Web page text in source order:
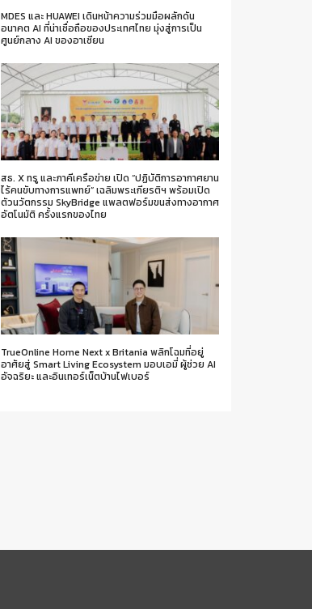
MDES และ HUAWEI เดินหน้าความร่วมมือผลักดัน
อนาคต AI ที่น่าเชื่อถือของประเทศไทย มุ่งสู่การเป็น
ศูนย์กลาง AI ของอาเซียน
สธ. X ทรู และภาคีเครือข่าย เปิด “ปฏิบัติการอากาศยาน
ไร้คนขับทางการแพทย์” เฉลิมพระเกียรติฯ พร้อมเปิด
ตัวนวัตกรรม SkyBridge แพลตฟอร์มขนส่งทางอากาศ
อัตโนมัติ ครั้งแรกของไทย
TrueOnline Home Next x Britania พลิกโฉมที่อยู่
อาศัยสู่ Smart Living Ecosystem มอบเอมี่ ผู้ช่วย AI
อัจฉริยะ และอินเทอร์เน็ตบ้านไฟเบอร์